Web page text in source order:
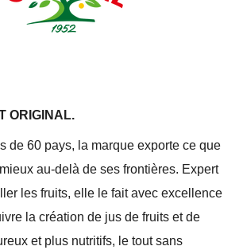
ORIGINAL.
de 60 pays, la marque exporte ce que
au-delà de ses frontières. Expert
les fruits, elle le fait avec excellence
la création de jus de fruits et de
et plus nutritifs, le tout sans